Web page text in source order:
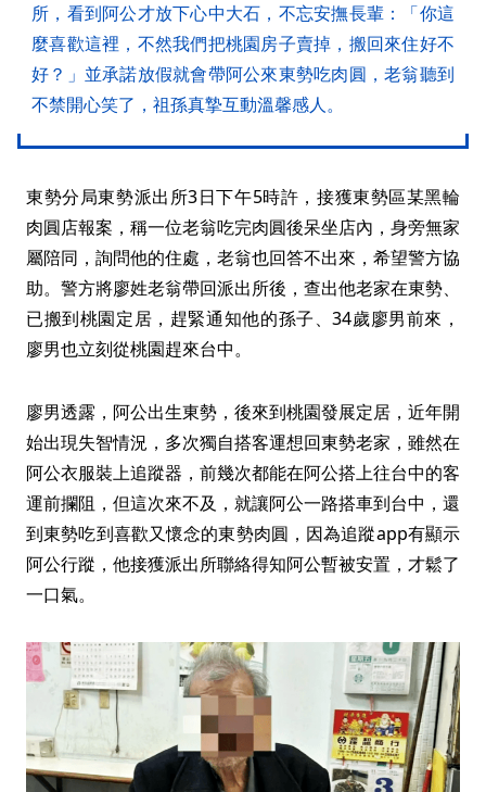
所，看到阿公才放下心中大石，不忘安撫長輩：「你這
麼喜歡這裡，不然我們把桃園房子賣掉，搬回來住好不
好？」並承諾放假就會帶阿公來東勢吃肉圓，老翁聽到
不禁開心笑了，祖孫真摯互動溫馨感人。
東勢分局東勢派出所3日下午5時許，接獲東勢區某黑輪
肉圓店報案，稱一位老翁吃完肉圓後呆坐店內，身旁無家
屬陪同，詢問他的住處，老翁也回答不出來，希望警方協
助。警方將廖姓老翁帶回派出所後，查出他老家在東勢、
已搬到桃園定居，趕緊通知他的孫子、34歲廖男前來，
廖男也立刻從桃園趕來台中。
廖男透露，阿公出生東勢，後來到桃園發展定居，近年開
始出現失智情況，多次獨自搭客運想回東勢老家，雖然在
阿公衣服裝上追蹤器，前幾次都能在阿公搭上往台中的客
運前攔阻，但這次來不及，就讓阿公一路搭車到台中，還
到東勢吃到喜歡又懷念的東勢肉圓，因為追蹤app有顯示
阿公行蹤，他接獲派出所聯絡得知阿公暫被安置，才鬆了
一口氣。